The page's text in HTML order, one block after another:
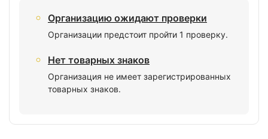
Организацию ожидают проверки
Организации предстоит пройти 1 проверку.
Нет товарных знаков
Организация не имеет зарегистрированных
товарных знаков.